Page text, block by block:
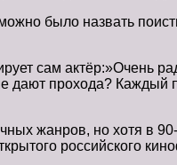
было назвать
сам актёр:»Очень
прохода? Каждый
жанров, но хотя в
российского